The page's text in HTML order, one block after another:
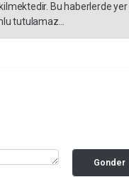
Bu haberlerde yer
tutulamaz...
Gonder